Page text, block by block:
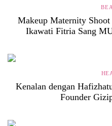
Makeup Maternity
Ikawati Fitria Sang
Kenalan dengan
Founder